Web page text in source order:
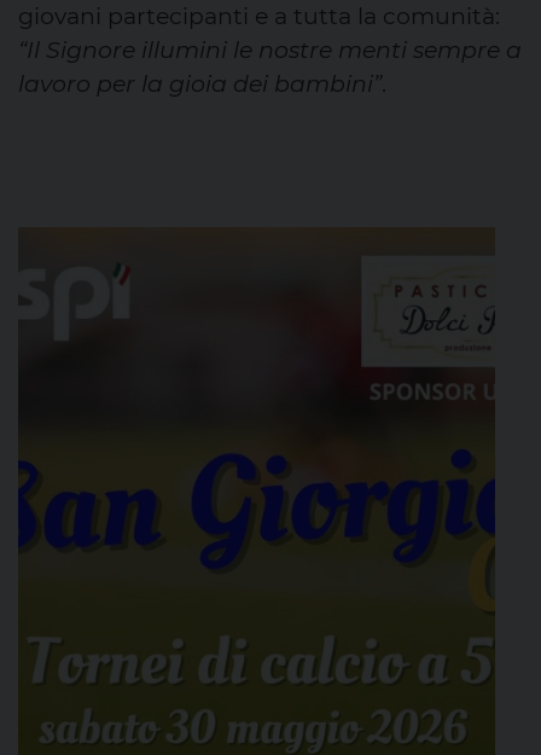
giovani partecipanti e a tutta la comunità:
“Il Signore illumini le nostre menti sempre a
lavoro per la gioia dei bambini”.